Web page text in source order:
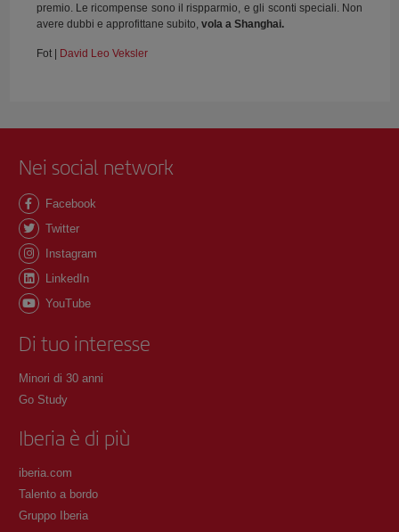
premio. Le ricompense sono il rispparmio, e gli sconti speciali. Non
avere dubbi e approfittane subito, vola a Shanghai.
Fot | David Leo Veksler
Nei social network
Facebook
Twitter
Instagram
LinkedIn
YouTube
Di tuo interesse
Minori di 30 anni
Go Study
Iberia è di più
iberia.com
Talento a bordo
Gruppo Iberia